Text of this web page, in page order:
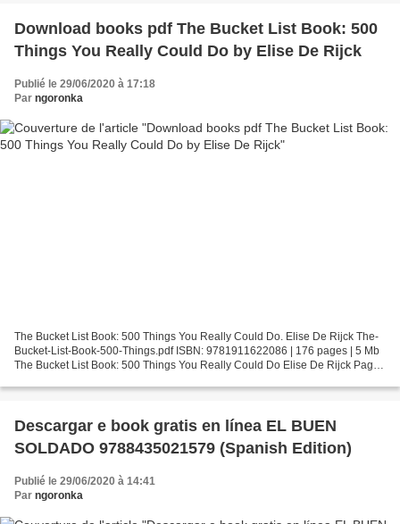
Download books pdf The Bucket List Book: 500
Things You Really Could Do by Elise De Rijck
Publié le 29/06/2020 à 17:18
Par ngoronka
The Bucket List Book: 500 Things You Really Could Do. Elise De Rijck The-
Bucket-List-Book-500-Things.pdf ISBN: 9781911622086 | 176 pages | 5 Mb
The Bucket List Book: 500 Things You Really Could Do Elise De Rijck Page:
Descargar e book gratis en línea EL BUEN
SOLDADO 9788435021579 (Spanish Edition)
Publié le 29/06/2020 à 14:41
Par ngoronka